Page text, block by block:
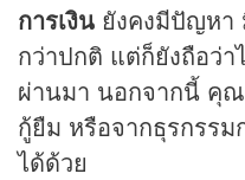
การเงิน ยังคงมีปัญหา
กว่าปกติ แต่ก็ยังถือว่
ผ่านมา นอกจากนี้ คุณ
กู้ยืม หรือจากธุรกรรม
ได้ด้วย